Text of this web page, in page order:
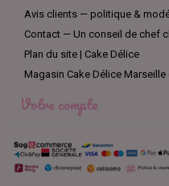
Avis clients — politique &
Contact — Un conseil de chef
Plan du site | Cake Délice
Magasin Cake Délice
Votre compte